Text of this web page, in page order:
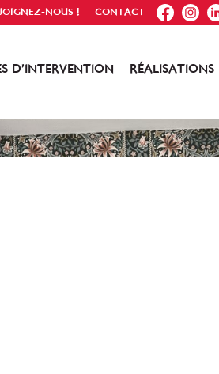
NOUS ! CONTACT FB IG IN
D’INTERVENTION RÉALISATIONS